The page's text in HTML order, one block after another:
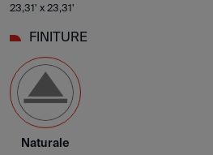
23,31' x 23,31'
FINITURE
Naturale